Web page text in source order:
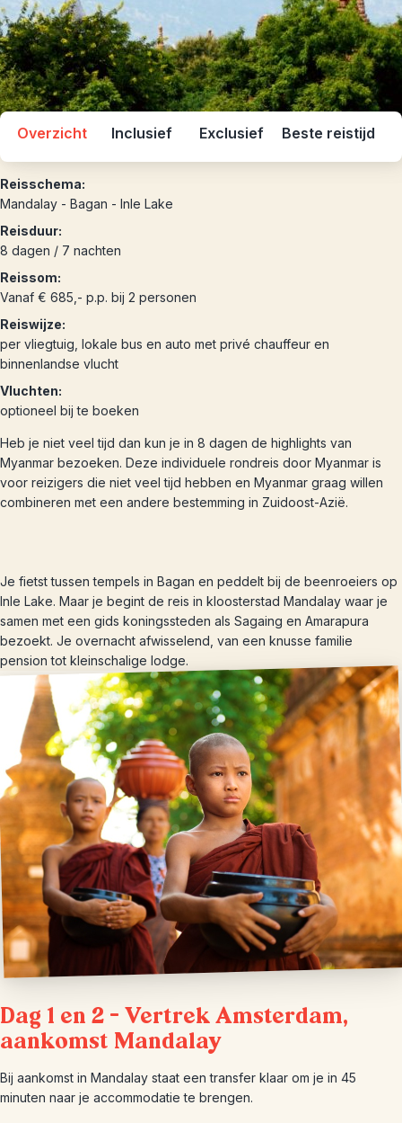
Overzicht Inclusief Exclusief Beste reistijd
Reisschema:
Mandalay - Bagan - Inle Lake
Reisduur:
8 dagen / 7 nachten
Reissom:
Vanaf € 685,- p.p. bij 2 personen
Reiswijze:
per vliegtuig, lokale bus en auto met privé chauffeur en
binnenlandse vlucht
Vluchten:
optioneel bij te boeken
Heb je niet veel tijd dan kun je in 8 dagen de highlights van
Myanmar bezoeken. Deze individuele rondreis door Myanmar is
voor reizigers die niet veel tijd hebben en Myanmar graag willen
combineren met een andere bestemming in Zuidoost-Azië.
Je fietst tussen tempels in Bagan en peddelt bij de beenroeiers op
Inle Lake. Maar je begint de reis in kloosterstad Mandalay waar je
samen met een gids koningssteden als Sagaing en Amarapura
bezoekt. Je overnacht afwisselend, van een knusse familie
pension tot kleinschalige lodge.
Dag 1 en 2 – Vertrek Amsterdam,
aankomst Mandalay
Bij aankomst in Mandalay staat een transfer klaar om je in 45
minuten naar je accommodatie te brengen.